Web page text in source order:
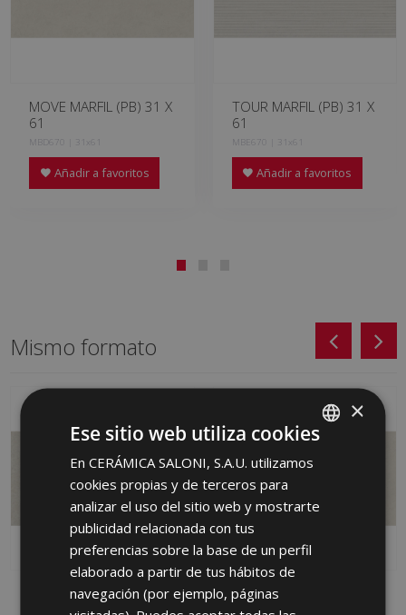
MOVE MARFIL (PB) 31 X
61
MBD670 | 31x61
Añadir a favoritos
TOUR MARFIL (PB) 31 X
61
MBE670 | 31x61
Añadir a favoritos
Mismo formato
MOVE GRIS (PB) 31 X
MOVE MARFIL (PB) 31 X
61
SPANISH
ENGLISH
GERMAN
×
Ese sitio web utiliza cookies
En CERÁMICA SALONI, S.A.U. utilizamos
cookies propias y de terceros para
analizar el uso del sitio web y mostrarte
publicidad relacionada con tus
preferencias sobre la base de un perfil
elaborado a partir de tus hábitos de
navegación (por ejemplo, páginas